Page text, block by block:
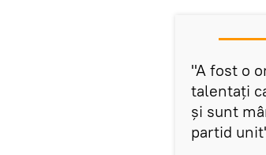
"A fost o
talentaţi
şi sunt
partid